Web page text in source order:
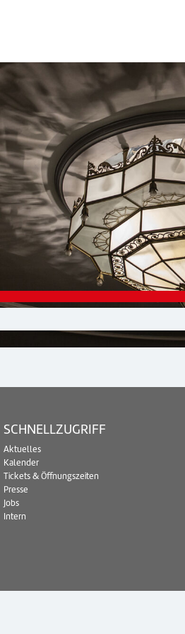
SCHNELLZUGRIFF
Aktuelles
Kalender
Tickets & Öffnungszeiten
Presse
Jobs
Intern